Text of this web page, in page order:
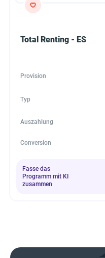
Total Renting - ES
Provision
Typ
Auszahlung
Conversion
Fasse das
Programm mit KI
zusammen